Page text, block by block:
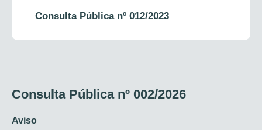
Consulta Pública nº 012/2023
Consulta Pública nº 002/2026
Aviso